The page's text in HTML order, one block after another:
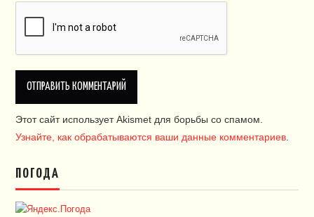
Этот сайт использует Akismet для борьбы со спамом.
Узнайте, как обрабатываются ваши данные комментариев.
ПОГОДА